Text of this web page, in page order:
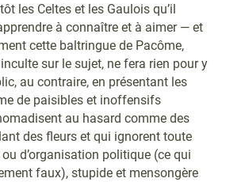
les Celtes et les Gaulois qu’il
à connaître et à aimer — et
cette baltringue de Pacôme,
sur le sujet, ne fera rien pour y
au contraire, en présentant les
de paisibles et inoffensifs
au hasard comme des
des fleurs et qui ignorent toute
d’organisation politique (ce qui
faux), stupide et mensongère